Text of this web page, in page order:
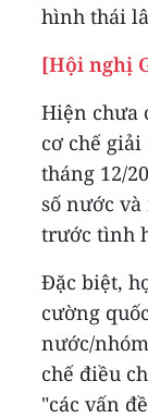
hình thái
[Hội nghị
Hiện chưa
cơ chế
tháng 12/
số nước
trước tình
Đặc biệt,
cường
nước/
chế điều
"các vấn